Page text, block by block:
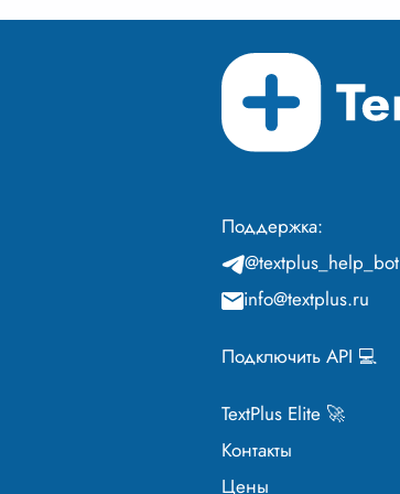
Поддержка:
@textplus_help_bot
info@textplus.ru
Подключить API 💻
TextPlus Elite 🚀
Контакты
Цены